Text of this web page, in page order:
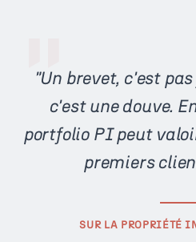
"
"Un brevet, c'est
c'est une douve.
portfolio PI peut
premiers
SUR LA PROPRIÉTÉ